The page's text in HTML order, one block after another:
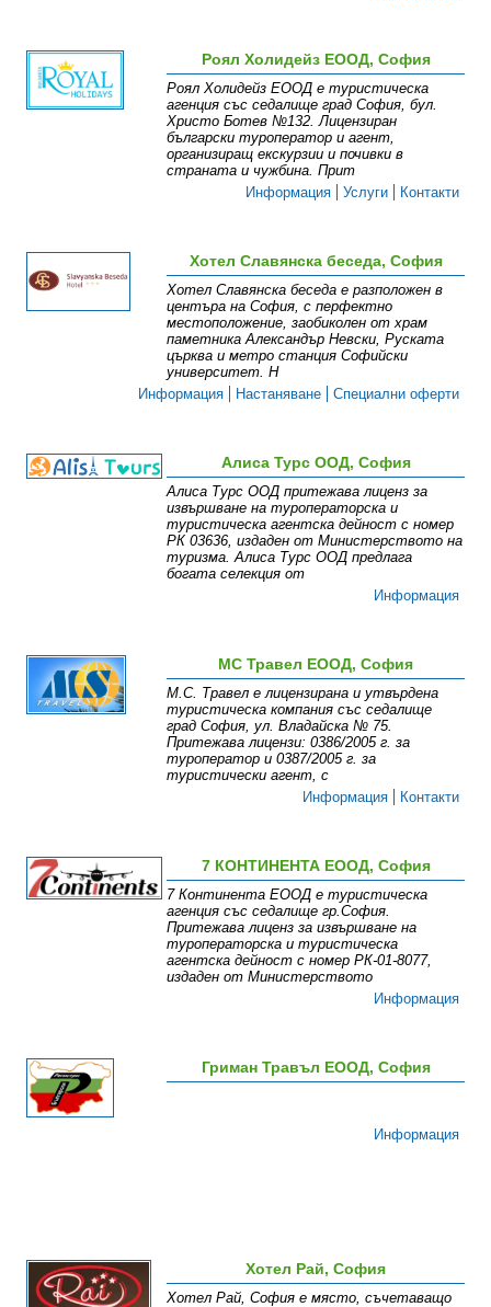
Роял Холидейз ЕООД, София
Роял Холидейз ЕООД е туристическа
агенция със седалище град София, бул.
Христо Ботев №132. Лицензиран
български туроператор и агент,
организиращ екскурзии и почивки в
страната и чужбина. Прит
Информация
Услуги Контакти
Хотел Славянска беседа, София
Хотел Славянска беседа е разположен в
центъра на София, с перфектно
местоположение, заобиколен от храм
паметника Александър Невски, Руската
църква и метро станция Софийски
университет. Н
Информация
Настаняване Специални оферти
Алиса Турс ООД, София
Алиса Турс ООД притежава лиценз за
извършване на туроператорска и
туристическа агентска дейност с номер
РК 03636, издаден от Министерството на
туризма. Алиса Турс ООД предлага
богата селекция от
Информация
МС Травел ЕООД, София
М.С. Травел е лицензирана и утвърдена
туристическа компания със седалище
град София, ул. Владайска № 75.
Притежава лицензи: 0386/2005 г. за
туроператор и 0387/2005 г. за
туристически агент, с
Информация
Контакти
7 КОНТИНЕНТА ЕООД, София
7 Континента ЕООД е туристическа
агенция със седалище гр.София.
Притежава лиценз за извършване на
туроператорска и туристическа
агентска дейност с номер РК-01-8077,
издаден от Министерството
Информация
Гриман Травъл ЕООД, София
Информация
Хотел Рай, София
Хотел Рай, София е място, съчетаващо